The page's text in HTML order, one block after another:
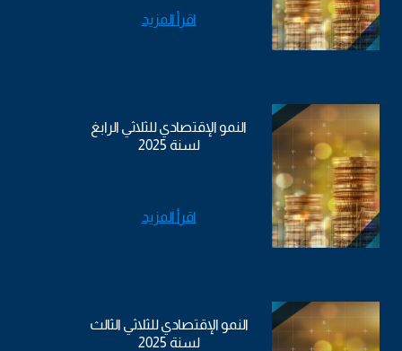
اقرأ المزيد
النمو الإقتصادي للثلاثي الرابغ
لسنة 2025
اقرأ المزيد
النمو الإقتصادي للثلاثي الثالث
لسنة 2025